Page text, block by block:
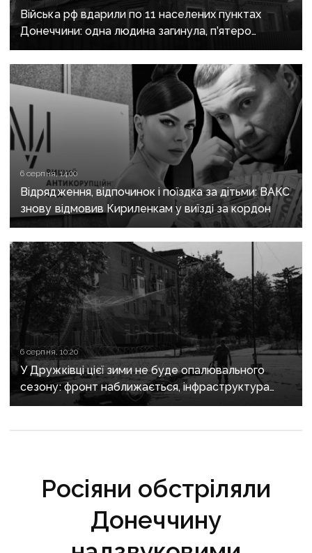
Війська рф вдарили по 11 населених пунктах
Донеччини: одна людина загинула, п’ятеро
поранені
6 серпня, 14:00
Відрядження, відпочинок і поїздка за дітьми: ВАКС
знову відмовив Кириленкам у виїзді за кордон
6 серпня, 10:20
У Дружківці цієї зими не буде опалювального
сезону: фронт наближається, інфраструктура
критично зруйнована
Росіяни обстріляли
Донеччину